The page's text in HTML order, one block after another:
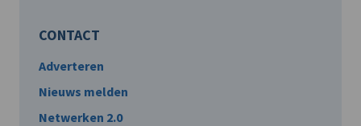
CONTACT
Adverteren
Nieuws melden
Netwerken 2.0